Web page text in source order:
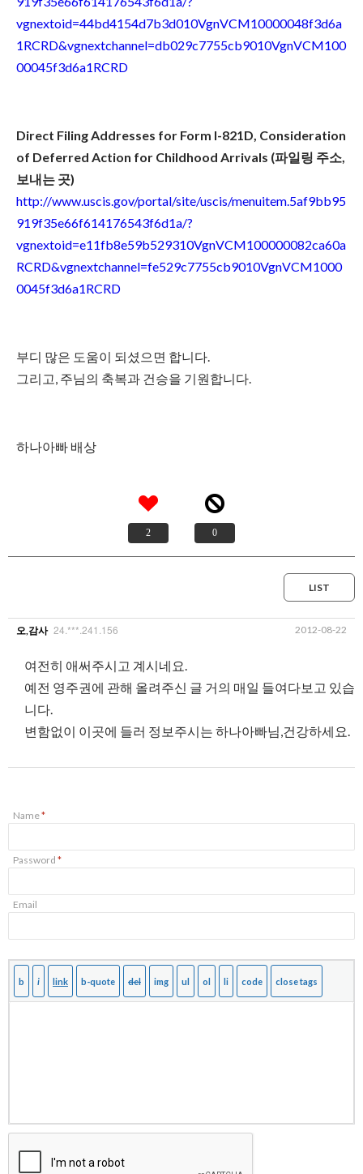
vgnextoid=44bd4154d7b3d010VgnVCM10000048f3d6a
1RCRD&vgnextchannel=db029c7755cb9010VgnVCM100
00045f3d6a1RCRD
Direct Filing Addresses for Form I-821D, Consideration
of Deferred Action for Childhood Arrivals (파일링 주소,
보내는 곳)
http://www.uscis.gov/portal/site/uscis/menuitem.5af9bb95
919f35e66f614176543f6d1a/?
vgnextoid=e11fb8e59b529310VgnVCM100000082ca60a
RCRD&vgnextchannel=fe529c7755cb9010VgnVCM1000
0045f3d6a1RCRD
부디 많은 도움이 되셨으면 합니다.
그리고, 주님의 축복과 건승을 기원합니다.
하나아빠 배상
2 0
LIST
오,감사 24.***.241.156 2012-08-22
여전히 애써주시고 계시네요.
예전 영주권에 관해 올려주신 글 거의 매일 들여다보고 있습
니다.
변함없이 이곳에 들러 정보주시는 하나아빠님,건강하세요.
Name*
Password *
Email